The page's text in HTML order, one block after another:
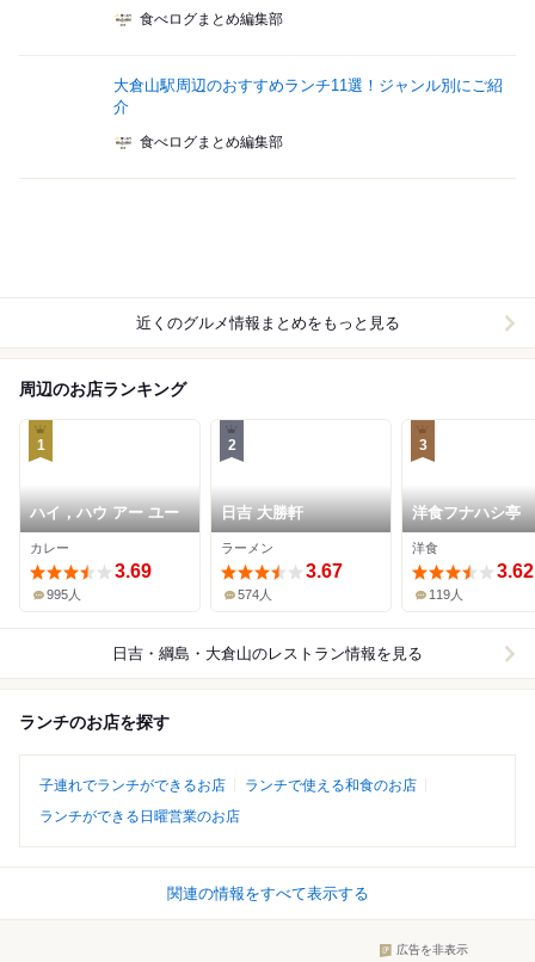
食べログまとめ編集部
大倉山駅周辺のおすすめランチ11選！ジャンル別にご紹
介
食べログまとめ編集部
近くのグルメ情報まとめをもっと見る
周辺のお店ランキング
1
ハイ，ハウ アー ユー
カレー
3.69
995人
2
日吉 大勝軒
ラーメン
3.67
574人
3
洋食フナハシ亭
洋食
3.62
119人
日吉・綱島・大倉山のレストラン情報を見る
ランチのお店を探す
子連れでランチができるお店
ランチで使える和食のお店
ランチができる日曜営業のお店
関連の情報をすべて表示する
広告を非表示